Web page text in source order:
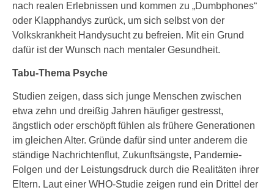
nach realen Erlebnissen und kommen zu „Dumbphones“
oder Klapphandys zurück, um sich selbst von der
Volkskrankheit Handysucht zu befreien. Mit ein Grund
dafür ist der Wunsch nach mentaler Gesundheit.
Tabu-Thema Psyche
Studien zeigen, dass sich junge Menschen zwischen
etwa zehn und dreißig Jahren häufiger gestresst,
ängstlich oder erschöpft fühlen als frühere Generationen
im gleichen Alter. Gründe dafür sind unter anderem die
ständige Nachrichtenflut, Zukunftsängste, Pandemie-
Folgen und der Leistungsdruck durch die Realitäten ihrer
Eltern. Laut einer WHO-Studie zeigen rund ein Drittel der